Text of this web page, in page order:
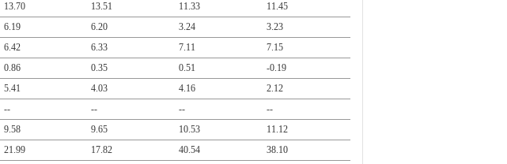
13.70 13.51 11.33
11.45
6.19 6.20 3.24
3.23
6.42 6.33 7.11
7.15
0.86 0.35 0.51
-0.19
5.41 4.03 4.16
2.12
-- -- --
--
9.58 9.65 10.53
11.12
21.99 17.82 40.54
38.10